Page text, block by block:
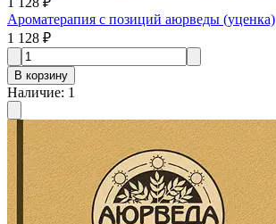
Ароматерапия с позиций аюрведы (уценка)
1 128 ₽
В корзину
Наличие: 1